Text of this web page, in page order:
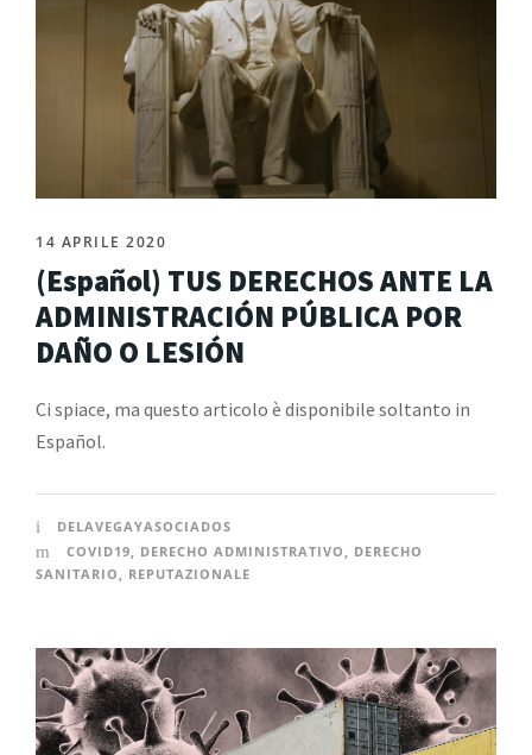
14 APRILE 2020
(Español) TUS DERECHOS ANTE LA
ADMINISTRACIÓN PÚBLICA POR
DAÑO O LESIÓN
Ci spiace, ma questo articolo è disponibile soltanto in
Español.
DELAVEGAYASOCIADOS
COVID19, DERECHO ADMINISTRATIVO , DERECHO
SANITARIO , REPUTAZIONALE